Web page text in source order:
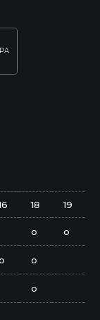
18 19
o o
o
o